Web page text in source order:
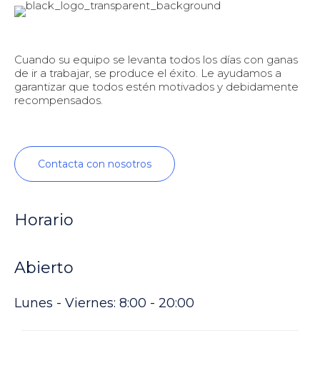
Cuando su equipo se levanta todos los días con ganas
de ir a trabajar, se produce el éxito. Le ayudamos a
garantizar que todos estén motivados y debidamente
recompensados.
Contacta con nosotros
Horario
Abierto
Lunes - Viernes: 8:00 - 20:00